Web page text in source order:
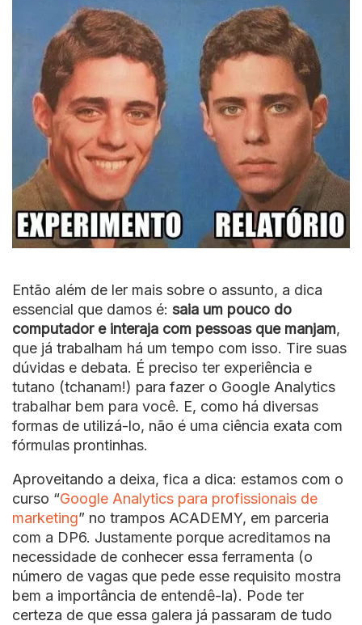
Então além de ler mais sobre o assunto, a dica
essencial que damos é: saia um pouco do
computador e interaja com pessoas que manjam,
que já trabalham há um tempo com isso. Tire suas
dúvidas e debata. É preciso ter experiência e
tutano (tchanam!) para fazer o Google Analytics
trabalhar bem para você. E, como há diversas
formas de utilizá-lo, não é uma ciência exata com
fórmulas prontinhas.
Aproveitando a deixa, fica a dica: estamos com o
curso “Google Analytics para profissionais de
marketing” no trampos ACADEMY, em parceria
com a DP6. Justamente porque acreditamos na
necessidade de conhecer essa ferramenta (o
número de vagas que pede esse requisito mostra
bem a importância de entendê-la). Pode ter
certeza de que essa galera já passaram de tudo